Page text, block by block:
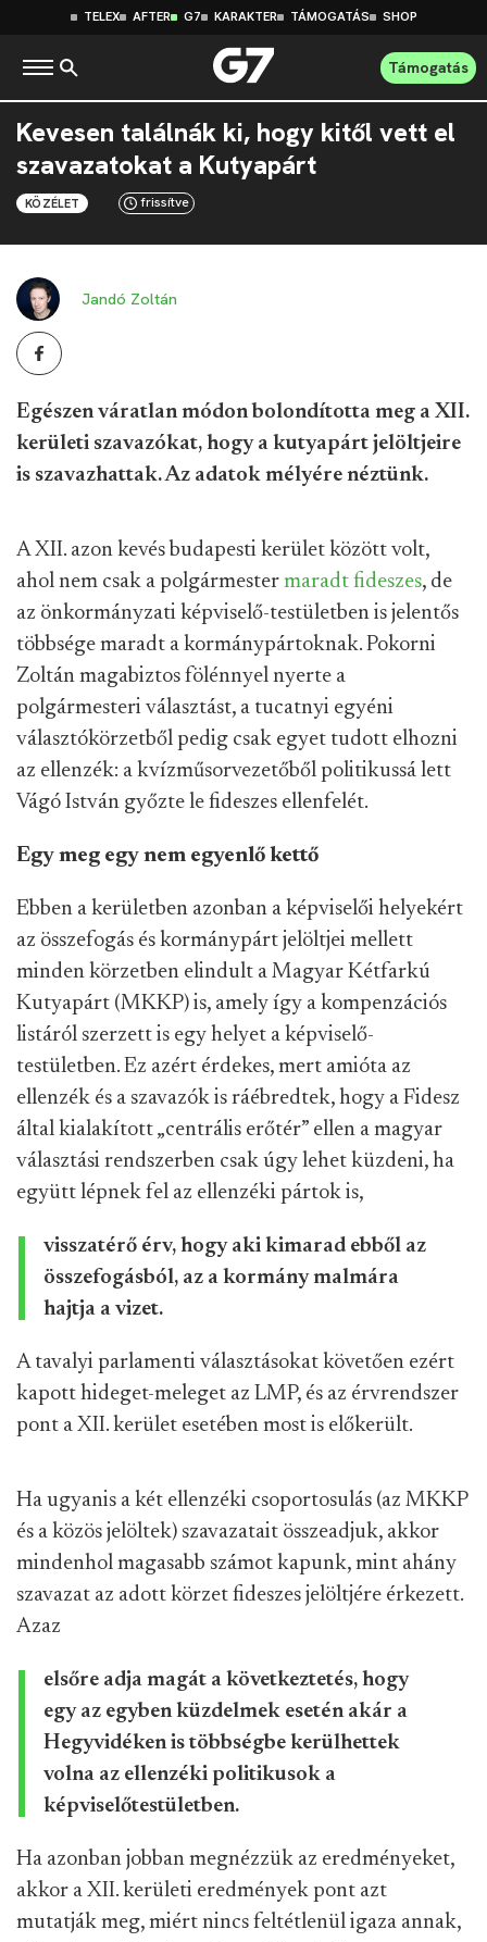
TELEX AFTER G7 KARAKTER TÁMOGATÁS SHOP
Támogatás
Kevesen találnák ki, hogy kitől vett el
szavazatokat a Kutyapárt
KÖZÉLET frissítve
Jandó Zoltán
Egészen váratlan módon bolondította meg a XII.
kerületi szavazókat, hogy a kutyapárt jelöltjeire
is szavazhattak. Az adatok mélyére néztünk.
A XII. azon kevés budapesti kerület között volt,
ahol nem csak a polgármester maradt fideszes, de
az önkormányzati képviselő-testületben is jelentős
többsége maradt a kormánypártoknak. Pokorni
Zoltán magabiztos fölénnyel nyerte a
polgármesteri választást, a tucatnyi egyéni
választókörzetből pedig csak egyet tudott elhozni
az ellenzék: a kvízműsorvezetőből politikussá lett
Vágó István győzte le fideszes ellenfelét.
Egy meg egy nem egyenlő kettő
Ebben a kerületben azonban a képviselői helyekért
az összefogás és kormánypárt jelöltjei mellett
minden körzetben elindult a Magyar Kétfarkú
Kutyapárt (MKKP) is, amely így a kompenzációs
listáról szerzett is egy helyet a képviselő-
testületben. Ez azért érdekes, mert amióta az
ellenzék és a szavazók is ráébredtek, hogy a Fidesz
által kialakított „centrális erőtér” ellen a magyar
választási rendszerben csak úgy lehet küzdeni, ha
együtt lépnek fel az ellenzéki pártok is,
visszatérő érv, hogy aki kimarad ebből az
összefogásból, az a kormány malmára
hajtja a vizet.
A tavalyi parlamenti választásokat követően ezért
kapott hideget-meleget az LMP, és az érvrendszer
pont a XII. kerület esetében most is előkerült.
Ha ugyanis a két ellenzéki csoportosulás (az MKKP
és a közös jelöltek) szavazatait összeadjuk, akkor
mindenhol magasabb számot kapunk, mint ahány
szavazat az adott körzet fideszes jelöltjére érkezett.
Azaz
elsőre adja magát a következtetés, hogy
egy az egyben küzdelmek esetén akár a
Hegyvidéken is többségbe kerülhettek
volna az ellenzéki politikusok a
képviselőtestületben.
Ha azonban jobban megnézzük az eredményeket,
akkor a XII. kerületi eredmények pont azt
mutatják meg, miért nincs feltétlenül igaza annak,